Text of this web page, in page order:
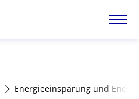
Energieeinsparung und